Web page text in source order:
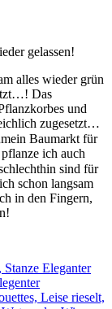
gelassen!
alles wieder grün
Das
und
zugesetzt…
Baumarkt für
ich auch
sind für
schon langsam
in den Fingern,